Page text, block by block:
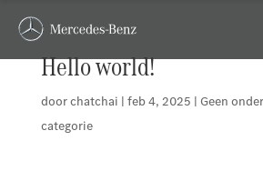
Hello world!
doorchatchai | feb 4, 2025 | Geen
categorie